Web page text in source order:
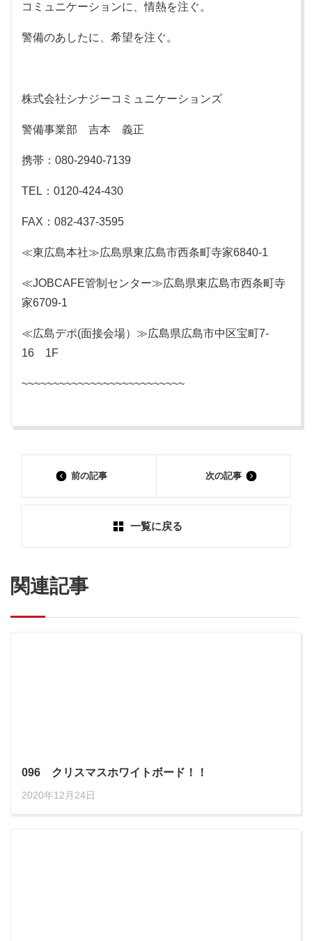
コミュニケーションに、情熱を注ぐ。
警備のあしたに、希望を注ぐ。
株式会社シナジーコミュニケーションズ
警備事業部 吉本 義正
携帯：080-2940-7139
TEL：0120-424-430
FAX：082-437-3595
≪東広島本社≫広島県東広島市西条町寺家6840-1
≪JOBCAFE管制センター≫広島県東広島市西条町寺
家6709-1
≪広島デポ(面接会場）≫広島県広島市中区宝町7-
16 1F
~~~~~~~~~~~~~~~~~~~~~~~~~~
前の記事
一覧に戻る
次の記事
関連記事
096 クリスマスホワイトボード！！
2020年12月24日